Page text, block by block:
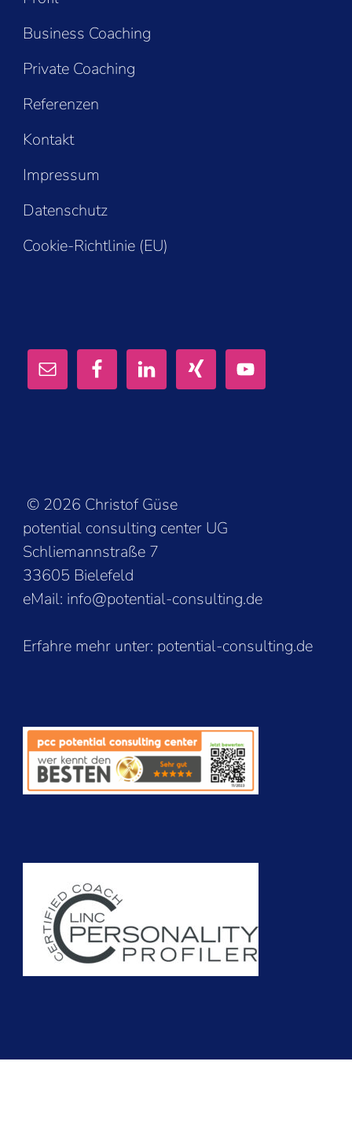
Business Coaching
Private Coaching
Referenzen
Kontakt
Impressum
Datenschutz
Cookie-Richtlinie (EU)
© 2026 Christof Güse
potential consulting center UG
Schliemannstraße 7
33605 Bielefeld
eMail: info@potential-consulting.de
Erfahre mehr unter: potential-consulting.de